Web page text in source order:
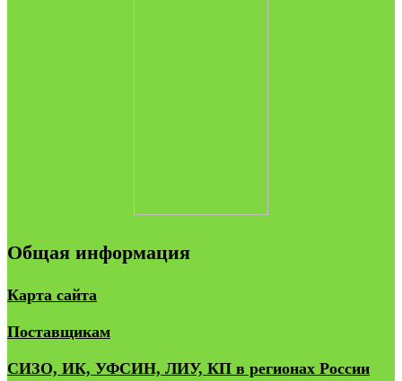
Общая информация
Карта сайта
Поставщикам
СИЗО, ИК, УФСИН, ЛИУ, КП в регионах России